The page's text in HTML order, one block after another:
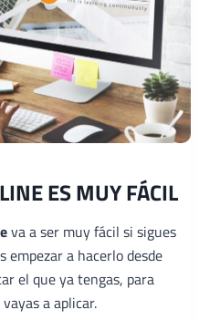
ES MUY FÁCIL
va a ser muy fácil si sigues
empezar a hacerlo desde
el que ya tengas, para
a aplicar.